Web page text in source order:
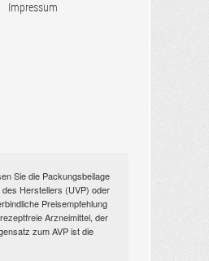
Impressum
Sie die Packungsbeilage
Herstellers (UVP) oder
Preisempfehlung
Arzneimittel, der
zum AVP ist die